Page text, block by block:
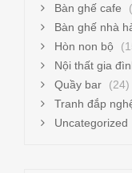
Bàn ghế cafe
Bàn ghế nhà
Hòn non bộ
Nội thất gia
Quầy bar
(24)
Tranh đắp
Uncategorized